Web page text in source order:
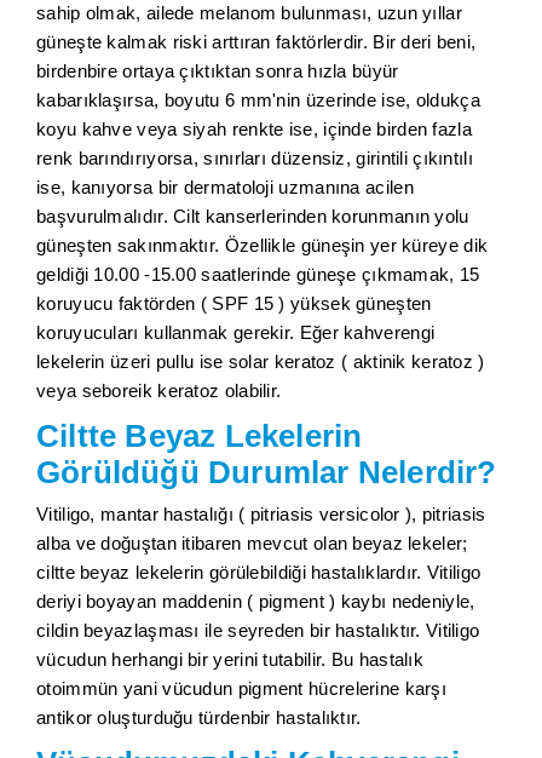
sahip olmak, ailede melanom bulunması, uzun yıllar
güneşte kalmak riski arttıran faktörlerdir. Bir deri beni,
birdenbire ortaya çıktıktan sonra hızla büyür
kabarıklaşırsa, boyutu 6 mm'nin üzerinde ise, oldukça
koyu kahve veya siyah renkte ise, içinde birden fazla
renk barındırıyorsa, sınırları düzensiz, girintili çıkıntılı
ise, kanıyorsa bir dermatoloji uzmanına acilen
başvurulmalıdır. Cilt kanserlerinden korunmanın yolu
güneşten sakınmaktır. Özellikle güneşin yer küreye dik
geldiği 10.00 -15.00 saatlerinde güneşe çıkmamak, 15
koruyucu faktörden ( SPF 15 ) yüksek güneşten
koruyucuları kullanmak gerekir. Eğer kahverengi
lekelerin üzeri pullu ise solar keratoz ( aktinik keratoz )
veya seboreik keratoz olabilir.
Ciltte Beyaz Lekelerin
Görüldüğü Durumlar Nelerdir?
Vitiligo, mantar hastalığı ( pitriasis versicolor ), pitriasis
alba ve doğuştan itibaren mevcut olan beyaz lekeler;
ciltte beyaz lekelerin görülebildiği hastalıklardır. Vitiligo
deriyi boyayan maddenin ( pigment ) kaybı nedeniyle,
cildin beyazlaşması ile seyreden bir hastalıktır. Vitiligo
vücudun herhangi bir yerini tutabilir. Bu hastalık
otoimmün yani vücudun pigment hücrelerine karşı
antikor oluşturduğu türdenbir hastalıktır.